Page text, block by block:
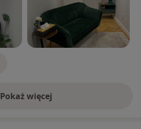
Pokaż więcejo doświadczeniu